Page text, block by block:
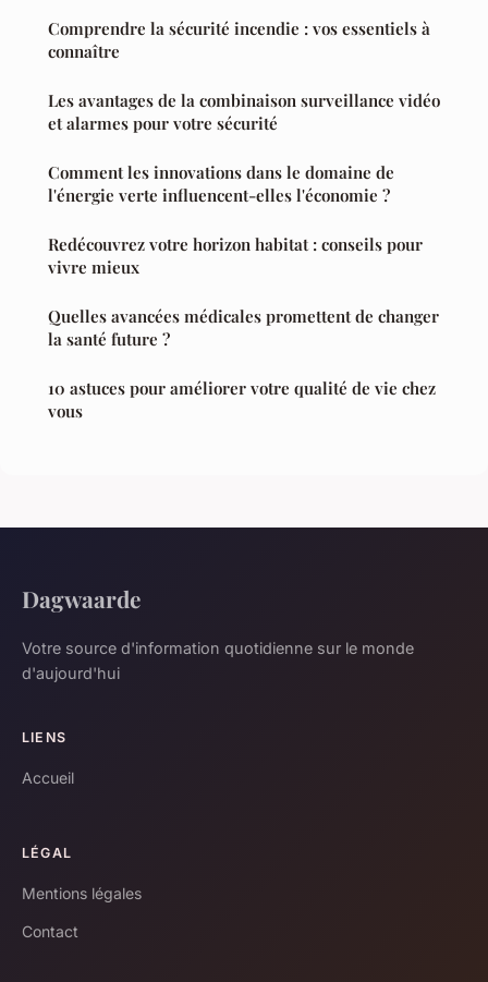
Comprendre la sécurité incendie : vos essentiels à
connaître
Les avantages de la combinaison surveillance vidéo
et alarmes pour votre sécurité
Comment les innovations dans le domaine de
l'énergie verte influencent-elles l'économie ?
Redécouvrez votre horizon habitat : conseils pour
vivre mieux
Quelles avancées médicales promettent de changer
la santé future ?
10 astuces pour améliorer votre qualité de vie chez
vous
Dagwaarde
Votre source d'information quotidienne sur le monde
d'aujourd'hui
LIENS
Accueil
LÉGAL
Mentions légales
Contact